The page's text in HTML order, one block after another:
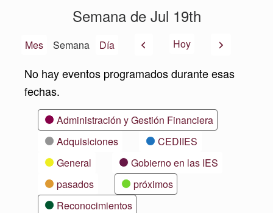
Semana de Jul 19th
Mes Semana Día AnteriorHoy Siguiente
No hay eventos programados durante esas
fechas.
CategoríasAdministración y Gestión Financiera
Adquisiciones
CEDIIES
General
Gobierno en las IES
pasados
próximos
Reconocimientos